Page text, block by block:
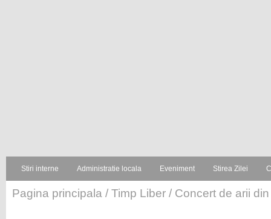
Stiri interne Administratie locala Eveniment Stirea Zilei
Pagina principala / Timp Liber / Concert de arii